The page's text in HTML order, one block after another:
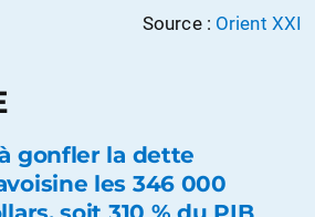
Source : Orient XXI
gonfler la dette
les 346 000